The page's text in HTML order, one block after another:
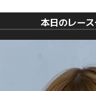
本日のレー